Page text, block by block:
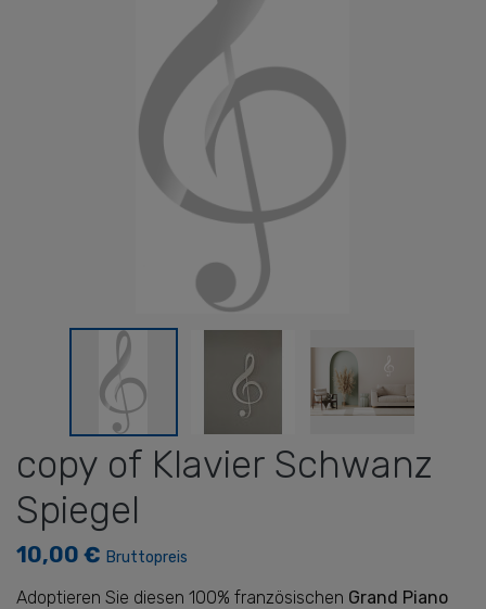
copy of Klavier Schwanz
Spiegel
10,00 € Bruttopreis
Adoptieren Sie diesen 100% französischen Grand Piano